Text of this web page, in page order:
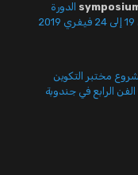
الدورة
مختبر التكوين
الرابع في جندوبة